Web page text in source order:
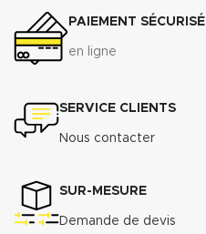
PAIEMENT SÉCURISÉ
en ligne
SERVICE CLIENTS
Nous contacter
SUR-MESURE
Demande de devis